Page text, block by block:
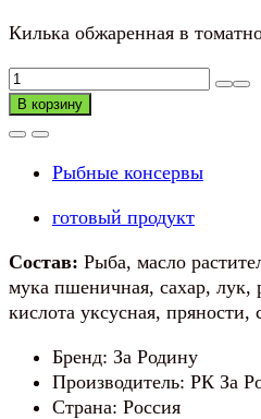
Килька обжаренная в
Количество
товара
Килька
соусе
За
В корзину
Рыбные консервы
готовый продукт
Состав: Рыба, масло
мука пшеничная, сахар, лук,
кислота уксусная, пряности,
Бренд: За Родину
Производитель: РК За
Страна: Россия